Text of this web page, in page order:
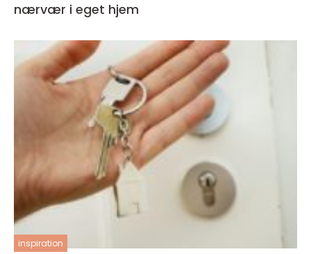
nærvær i eget hjem
inspiration